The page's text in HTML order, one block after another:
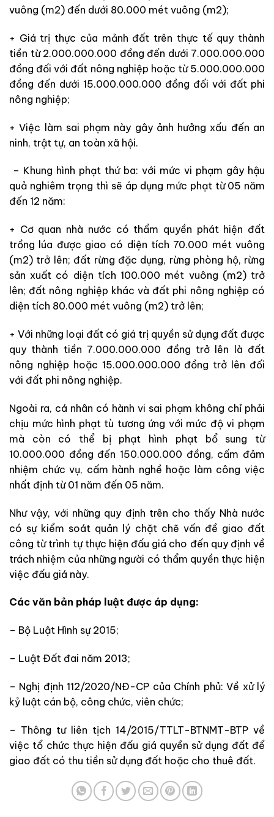
vuông (m2) đến dưới 80.000 mét vuông (m2);
+ Giá trị thực của mảnh đất trên thực tế quy thành
tiền từ 2.000.000.000 đồng đến dưới 7.000.000.000
đồng đối với đất nông nghiệp hoặc từ 5.000.000.000
đồng đến dưới 15.000.000.000 đồng đối với đất phi
nông nghiệp;
+ Việc làm sai phạm này gây ảnh hưởng xấu đến an
ninh, trật tự, an toàn xã hội.
– Khung hình phạt thứ ba: với mức vi phạm gây hậu
quả nghiêm trọng thì sẽ áp dụng mức phạt từ 05 năm
đến 12 năm:
+ Cơ quan nhà nước có thẩm quyền phát hiện đất
trồng lúa được giao có diện tích 70.000 mét vuông
(m2) trở lên; đất rừng đặc dụng, rừng phòng hộ, rừng
sản xuất có diện tích 100.000 mét vuông (m2) trở
lên; đất nông nghiệp khác và đất phi nông nghiệp có
diện tích 80.000 mét vuông (m2) trở lên;
+ Với những loại đất có giá trị quyền sử dụng đất được
quy thành tiền 7.000.000.000 đồng trở lên là đất
nông nghiệp hoặc 15.000.000.000 đồng trở lên đối
với đất phi nông nghiệp.
Ngoài ra, cá nhân có hành vi sai phạm không chỉ phải
chịu mức hình phạt tù tương ứng với mức độ vi phạm
mà còn có thể bị phạt hình phạt bổ sung từ
10.000.000 đồng đến 150.000.000 đồng, cấm đảm
nhiệm chức vụ, cấm hành nghề hoặc làm công việc
nhất định từ 01 năm đến 05 năm.
Như vậy, với những quy định trên cho thấy Nhà nước
có sự kiểm soát quản lý chặt chẽ vấn đề giao đất
công từ trình tự thực hiện đấu giá cho đến quy định về
trách nhiệm của những người có thẩm quyền thực hiện
việc đấu giá này.
Các văn bản pháp luật được áp dụng:
– Bộ Luật Hình sự 2015;
– Luật Đất đai năm 2013;
– Nghị định 112/2020/NĐ-CP của Chính phủ: Về xử lý
kỷ luật cán bộ, công chức, viên chức;
– Thông tư liên tịch 14/2015/TTLT-BTNMT-BTP về
việc tổ chức thực hiện đấu giá quyền sử dụng đất để
giao đất có thu tiền sử dụng đất hoặc cho thuê đất.